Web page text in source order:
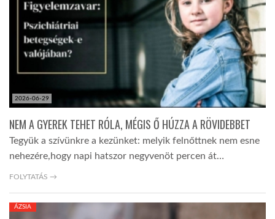
AUSZTRÁLIA
A VILÁG ITTHON
GLOBOTV BP
2026-06-29
NEM A GYEREK TEHET RÓLA, MÉGIS Ő HÚZZA A RÖVIDEBBET
Tegyük a szívünkre a kezünket: melyik felnőttnek nem esne
nehezére,hogy napi hatszor negyvenöt percen át…
FOLYTATÁS →
ÁZSIA